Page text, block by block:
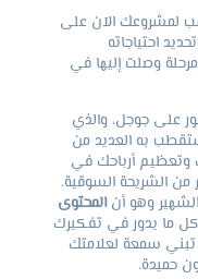
لمشروعك الآن على
احتياجاته
وصلت إليها في
على جوجل، والذي
به العديد من
وتعظيم أرباحك في
الشريحة السوقية.
وهو أنالمحتوى
كل ما يدور في تفكيرك
سمعة لعلامتك
حميدة.